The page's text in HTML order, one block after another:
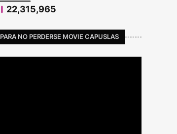
22,315,965
PARA NO PERDERSE MOVIE CAPUSLAS